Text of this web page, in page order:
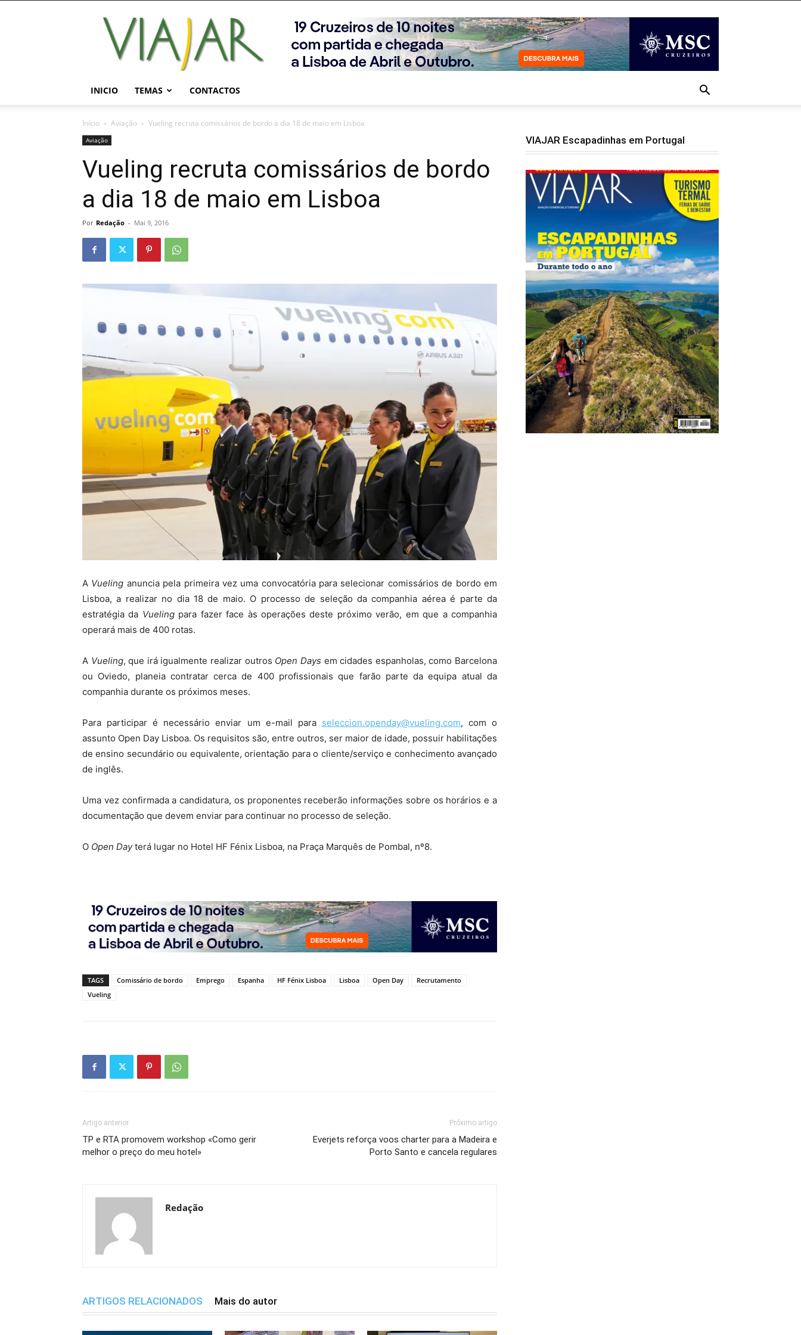
Viajar
Magazine
Online
INICIO TEMAS CONTACTOS
Início Aviação Vueling recruta comissários de bordo a dia 18 de maio em Lisboa
Aviação
Vueling recruta comissários de bordo
a dia 18 de maio em Lisboa
Por Redação - Mai 9, 2016
A Vueling anuncia pela primeira vez uma convocatória para selecionar comissários de bordo em
Lisboa, a realizar no dia 18 de maio. O processo de seleção da companhia aérea é parte da
estratégia da Vuelingpara fazer face às operações deste próximo verão, em que a companhia
operará mais de 400 rotas.
A Vueling, que irá igualmente realizar outros Open Days em cidades espanholas, como Barcelona
ou Oviedo, planeia contratar cerca de 400 profissionais que farão parte da equipa atual da
companhia durante os próximos meses.
Para participar é necessário enviar um e-mail para seleccion.openday@vueling.com, com o
assunto Open Day Lisboa. Os requisitos são, entre outros, ser maior de idade, possuir habilitações
de ensino secundário ou equivalente, orientação para o cliente/serviço e conhecimento avançado
de inglês.
Uma vez confirmada a candidatura, os proponentes receberão informações sobre os horários e a
documentação que devem enviar para continuar no processo de seleção.
O Open Dayterá lugar no Hotel HF Fénix Lisboa, na Praça Marquês de Pombal, nº8.
TAGS Comissário de bordo Emprego Espanha HF Fénix Lisboa Lisboa Open Day
Recrutamento
Vueling
Artigo anterior
TP e RTA promovem workshop «Como gerir
melhor o preço do meu hotel»
Próximo artigo
Everjets reforça voos charter para a Madeira e
Porto Santo e cancela regulares
Redação
ARTIGOS RELACIONADOS Mais do autor
VIAJAR Escapadinhas em Portugal